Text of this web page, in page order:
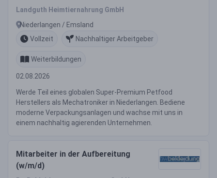
Landguth Heimtiernahrung GmbH
Niederlangen / Emsland
Vollzeit
Nachhaltiger Arbeitgeber
Weiterbildungen
02.08.2026
Werde Teil eines globalen Super-Premium Petfood
Herstellers als Mechatroniker in Niederlangen. Bediene
moderne Verpackungsanlagen und wachse mit uns in
einem nachhaltig agierenden Unternehmen.
Mitarbeiter in der Aufbereitung
(w/m/d)